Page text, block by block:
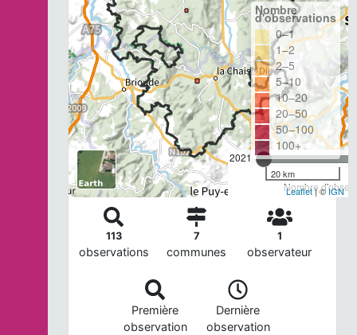
2021
Nombre
Nombre
d'observations
0–1
1–2
2–5
5–10
10–20
20–50
50–100
100+
20 km
Leaflet| ©IGN
113
observations
7
communes
1
observateur
Première
observation
Dernière
observation